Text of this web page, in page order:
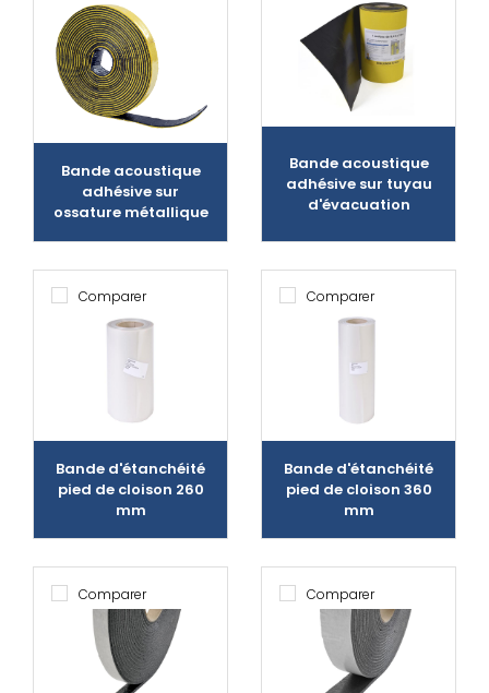
Bande acoustique
adhésive sur
ossature métallique
Bande acoustique
adhésive sur tuyau
d'évacuation
Comparer
Bande d'étanchéité
pied de cloison 260
mm
Comparer
Bande d'étanchéité
pied de cloison 360
mm
Comparer Comparer